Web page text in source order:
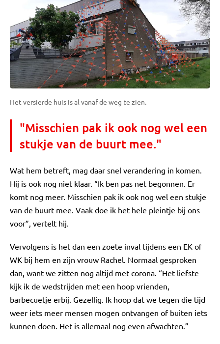
Het versierde huis is al vanaf de weg te zien.
"Misschien pak ik ook nog wel een
stukje van de buurt mee."
Wat hem betreft, mag daar snel verandering in komen.
Hij is ook nog niet klaar. “Ik ben pas net begonnen. Er
komt nog meer. Misschien pak ik ook nog wel een stukje
van de buurt mee. Vaak doe ik het hele pleintje bij ons
voor”, vertelt hij.
Vervolgens is het dan een zoete inval tijdens een EK of
WK bij hem en zijn vrouw Rachel. Normaal gesproken
dan, want we zitten nog altijd met corona. “Het liefste
kijk ik de wedstrijden met een hoop vrienden,
barbecuetje erbij. Gezellig. Ik hoop dat we tegen die tijd
weer iets meer mensen mogen ontvangen of buiten iets
kunnen doen. Het is allemaal nog even afwachten.”